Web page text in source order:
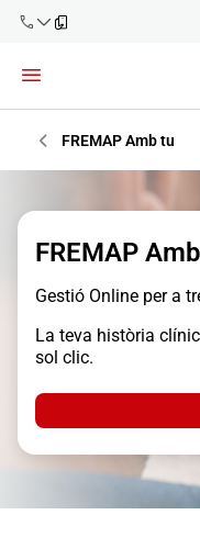
900 61 00
61
919 61 61
900 61 00
61
Treballadors
FREMAP Amb tu
FREMAP
Gestió Online per a
La teva història
sol clic.